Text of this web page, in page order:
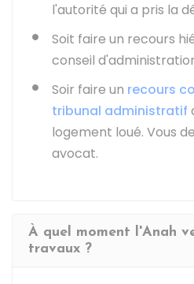
l'autorité qui a pris la
Soit faire un recours
conseil
Soir faire un recours
tribunal administratif
logement loué. Vous
avocat.
À quel moment l'Anah
travaux ?